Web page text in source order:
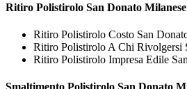
Ritiro Polistirolo San Donato Milanese
Ritiro Polistirolo Costo San
Ritiro Polistirolo A Chi Rivolgersi
Ritiro Polistirolo Impresa Edile